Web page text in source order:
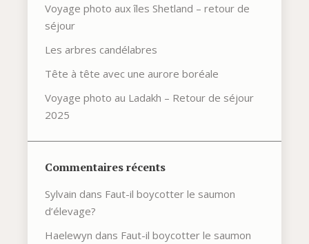
Voyage photo aux îles Shetland – retour de
séjour
Les arbres candélabres
Tête à tête avec une aurore boréale
Voyage photo au Ladakh – Retour de séjour
2025
Commentaires récents
Sylvain dans Faut-il boycotter le saumon
d’élevage?
Haelewyn dans Faut-il boycotter le saumon